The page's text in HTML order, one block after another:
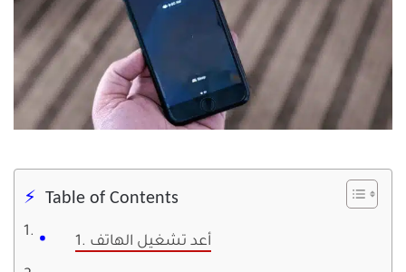
Table of Contents
1. أعد تشغيل الهاتف